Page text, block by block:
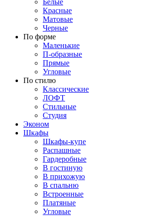
Белые
Красные
Матовые
Черные
По форме
Маленькие
П-образные
Прямые
Угловые
По стилю
Классические
ЛОФТ
Стильные
Студия
Эконом
Шкафы
Шкафы-купе
Распашные
Гардеробные
В гостиную
В прихожую
В спальню
Встроенные
Платяные
Угловые